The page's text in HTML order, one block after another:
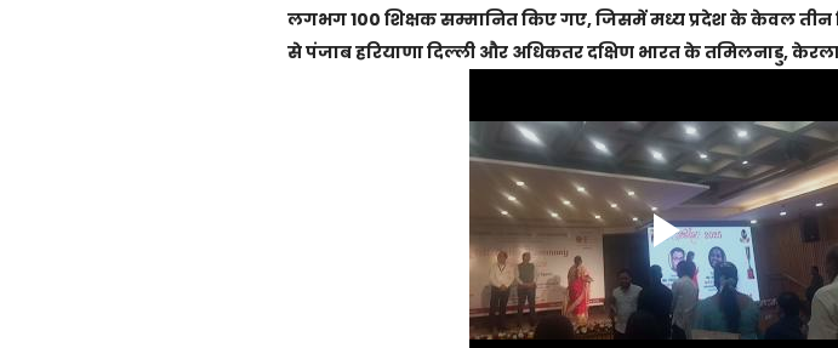
लगभग 100 शिक्षक सम्मानित किए गए, जिसमें मध्य प्रदेश के केवल तीन
से पंजाब हरियाणा दिल्ली और अधिकतर दक्षिण भारत के तमिलनाडु,